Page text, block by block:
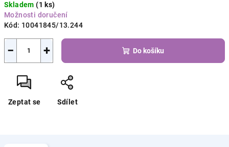
cena:
Skladem(1 ks)
Možnosti doručení
Kód: 10041845/13.244
+
− Do košíku
Zeptat se Sdílet